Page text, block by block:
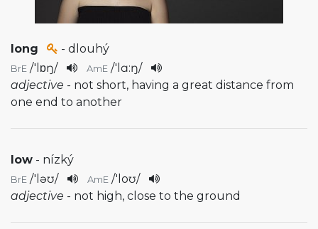
long - dlouhý
BrE /'lɒŋ/ AmE /'lɑ:ŋ/
adjective - not short, having a great distance from
one end to another
low - nízký
BrE /'ləʊ/ AmE /'loʊ/
adjective - not high, close to the ground